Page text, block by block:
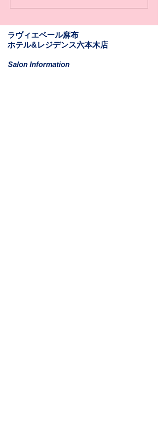
​​ラヴィエベール麻布
​ホテル&レジデンス六本木店
Salon Information